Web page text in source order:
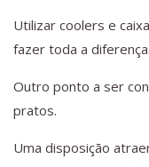
Utilizar coolers e
fazer toda a diferença.
Outro ponto a ser
pratos.
Uma disposição